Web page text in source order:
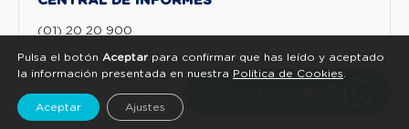
(01) 20 20 900
Pulsa el botón Aceptar para confirmar que has leído y aceptado
la información presentada en nuestra Política de Cookies
Aceptar Ajustes